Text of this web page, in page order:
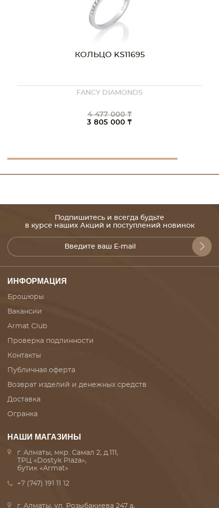
КОЛЬЦО KS11695
FANCY DIAMONDS
4 477 000 ₸
3 805 000 ₸
Подпишитесь и всегда будьте
в курсе наших Акций и поступлений новинок
ИНФОРМАЦИЯ
Брошюры
Вакансии
Armat Club
Проверка подлинности
Контакты
Публичная оферта
Возврат изделий и денежных средств
Доставка
Огранка
НАШИ МАГАЗИНЫ
г. Алматы, мкр. Самал 2, д.111,
ТРЦ «Dostyk Plaza»,
бутик «Armat»
+7 (747) 191 11 12
г. Алматы, ул. Розыбакиева 247 а,